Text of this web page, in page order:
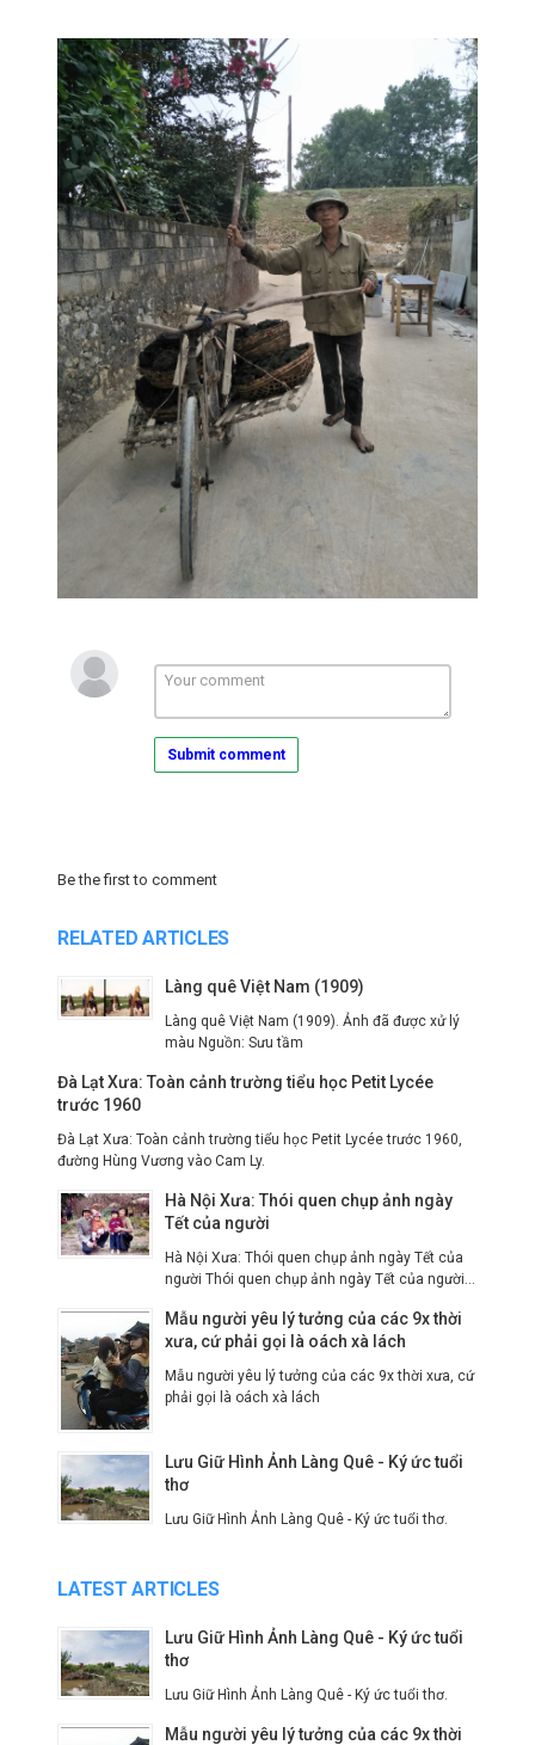
Submit comment
Be the first to comment
RELATED ARTICLES
Làng quê Việt Nam (1909)
Làng quê Việt Nam (1909). Ảnh đã được xử lý
màu Nguồn: Sưu tầm
Đà Lạt Xưa: Toàn cảnh trường tiểu học Petit Lycée
trước 1960
Đà Lạt Xưa: Toàn cảnh trường tiểu học Petit Lycée trước 1960,
đường Hùng Vương vào Cam Ly.
Hà Nội Xưa: Thói quen chụp ảnh ngày
Tết của người
Hà Nội Xưa: Thói quen chụp ảnh ngày Tết của
người Thói quen chụp ảnh ngày Tết của người...
Mẫu người yêu lý tưởng của các 9x thời
xưa, cứ phải gọi là oách xà lách
Mẫu người yêu lý tưởng của các 9x thời xưa, cứ
phải gọi là oách xà lách
Lưu Giữ Hình Ảnh Làng Quê - Ký ức tuổi
thơ
Lưu Giữ Hình Ảnh Làng Quê - Ký ức tuổi thơ.
LATEST ARTICLES
Lưu Giữ Hình Ảnh Làng Quê - Ký ức tuổi
thơ
Lưu Giữ Hình Ảnh Làng Quê - Ký ức tuổi thơ.
Mẫu người yêu lý tưởng của các 9x thời